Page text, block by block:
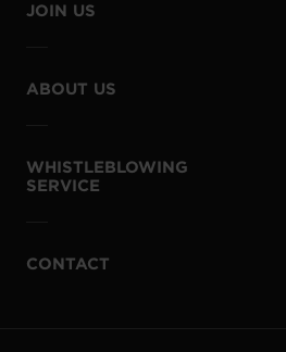
JOIN US
ABOUT US
WHISTLEBLOWING
SERVICE
CONTACT